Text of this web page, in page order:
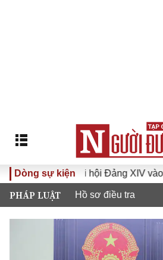
Dòng sự kiện
Đại hội Đảng XIV vào cuộc sống
PHÁP LUẬT Hồ sơ điều tra